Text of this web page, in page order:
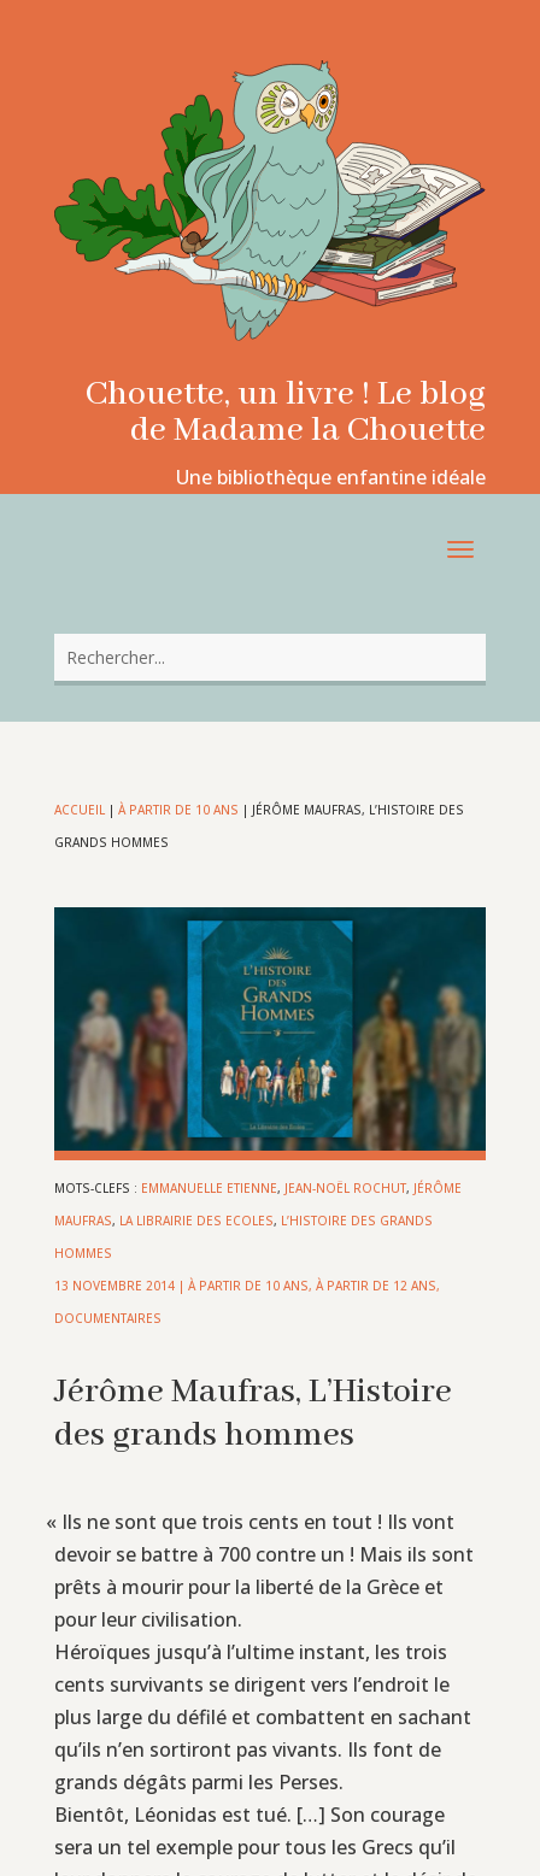
Chouette, un livre ! Le blog
de Madame la Chouette
Une bibliothèque enfantine idéale
ACCUEIL| À PARTIR DE 10 ANS | JÉRÔME MAUFRAS, L’HISTOIRE DES
GRANDS HOMMES
MOTS-CLEFS : EMMANUELLE ETIENNE, JEAN-NOËL ROCHUT, JÉRÔME
MAUFRAS, LA LIBRAIRIE DES ECOLES, L’HISTOIRE DES GRANDS
HOMMES
13 NOVEMBRE 2014| À PARTIR DE 10 ANS, À PARTIR DE 12 ANS,
DOCUMENTAIRES
Jérôme Maufras, L’Histoire
des grands hommes
« Ils ne sont que trois cents en tout ! Ils vont
devoir se battre à 700 contre un ! Mais ils sont
prêts à mourir pour la liberté de la Grèce et
pour leur civilisation.
Héroïques jusqu’à l’ultime instant, les trois
cents survivants se dirigent vers l’endroit le
plus large du défilé et combattent en sachant
qu’ils n’en sortiront pas vivants. Ils font de
grands dégâts parmi les Perses.
Bientôt, Léonidas est tué. […] Son courage
sera un tel exemple pour tous les Grecs qu’il